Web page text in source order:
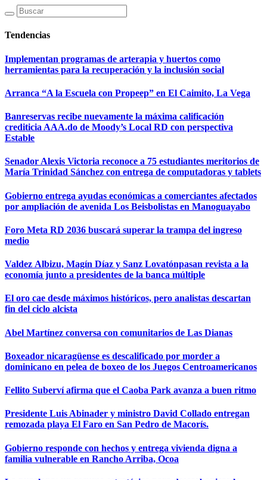
Tendencias
Implementan programas de arterapia y huertos como
herramientas para la recuperación y la inclusión social
Arranca “A la Escuela con Propeep” en El Caimito, La Vega
Banreservas recibe nuevamente la máxima calificación
crediticia AAA.do de Moody’s Local RD con perspectiva
Estable
Senador Alexis Victoria reconoce a 75 estudiantes meritorios de
María Trinidad Sánchez con entrega de computadoras y tablets
Gobierno entrega ayudas económicas a comerciantes afectados
por ampliación de avenida Los Beisbolistas en Manoguayabo
Foro Meta RD 2036 buscará superar la trampa del ingreso
medio
Valdez Albizu, Magín Díaz y Sanz Lovatónpasan revista a la
economía junto a presidentes de la banca múltiple
El oro cae desde máximos históricos, pero analistas descartan
fin del ciclo alcista
Abel Martínez conversa con comunitarios de Las Dianas
Boxeador nicaragüense es descalificado por morder a
dominicano en pelea de boxeo de los Juegos Centroamericanos
Fellito Suberví afirma que el Caoba Park avanza a buen ritmo
Presidente Luis Abinader y ministro David Collado entregan
remozada playa El Faro en San Pedro de Macorís.
Gobierno responde con hechos y entrega vivienda digna a
familia vulnerable en Rancho Arriba, Ocoa